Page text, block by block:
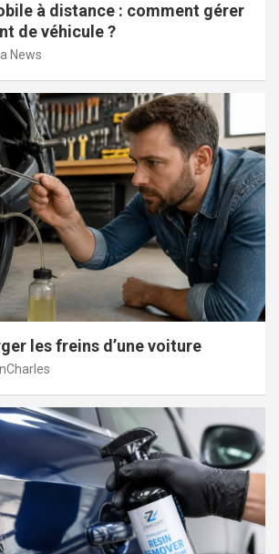
à distance : comment gérer
de véhicule ?
News
les freins d’une voiture